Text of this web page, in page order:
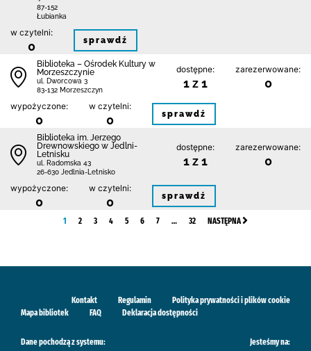
87-152
Łubianka
w czytelni:
0 sprawdź
Biblioteka – Ośrodek Kultury w
Morzeszczynie
ul. Dworcowa 3
83-132 Morzeszczyn
dostępne:
1 z 1
zarezerwowane:
0
wypożyczone:
0
w czytelni:
0 sprawdź
Biblioteka im. Jerzego
Drewnowskiego w Jedlni-
Letnisku
ul. Radomska 43
26-630 Jedlnia-Letnisko
dostępne:
1 z 1
zarezerwowane:
0
wypożyczone:
0
w czytelni:
0 sprawdź
1 2 3 4 5 6 7 … 32 NASTĘPNA
Kontakt Regulamin
Polityka prywatności i plików cookie
Mapa bibliotek
FAQ Deklaracja dostępności
Dane pochodzą z systemu: Jesteśmy na: